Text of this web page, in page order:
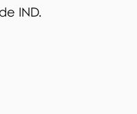
IND.